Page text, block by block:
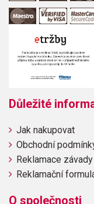
Důležité
Jak nakupovat
Obchodní
Reklamace
Reklamační
O společnosti